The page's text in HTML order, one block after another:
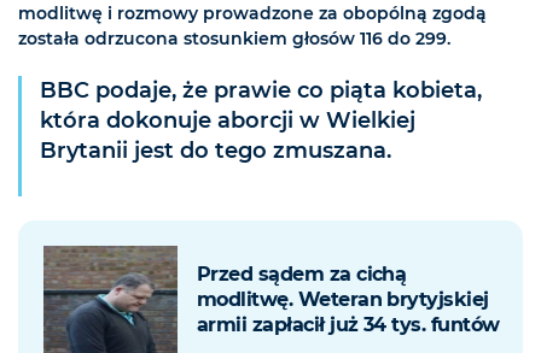
modlitwę i rozmowy prowadzone za obopólną zgodą
została odrzucona stosunkiem głosów 116 do 299.
BBC podaje, że prawie co piąta kobieta,
która dokonuje aborcji w Wielkiej
Brytanii jest do tego zmuszana.
Przed sądem za cichą
modlitwę. Weteran brytyjskiej
armii zapłacił już 34 tys. funtów